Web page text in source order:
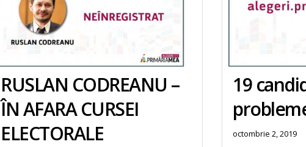
RUSLAN CODREANU –
ÎN AFARA CURSEI
ELECTORALE
19
octombrie 2, 2019